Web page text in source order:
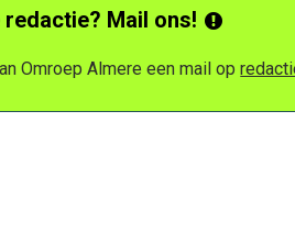
Mail ons!
Omroep Almere een mail op